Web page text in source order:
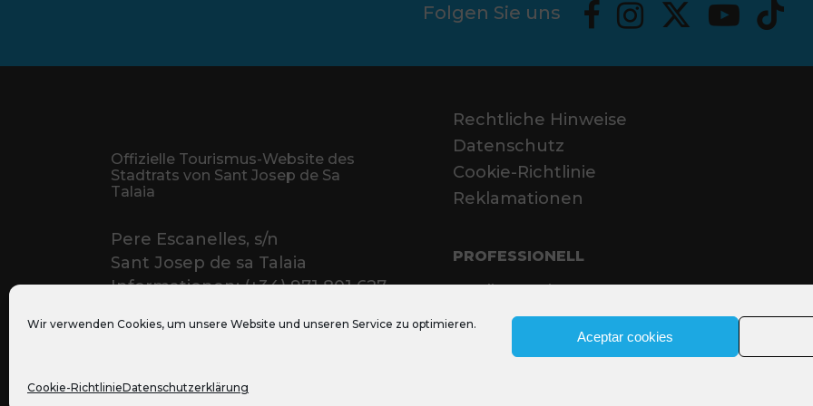
Wir verwenden Cookies, um unsere Website und unseren Service zu optimieren.
Aceptar cookies
Cookie-RichtlinieDatenschutzerklärung
Folgen Sie uns
Offizielle Tourismus-Website des
Stadtrats von Sant Josep de Sa
Talaia
Pere Escanelles, s/n
Sant Josep de sa Talaia
Informationen: (+34) 971 801 627
Rechtliche Hinweise
Datenschutz
Cookie-Richtlinie
Reklamationen
PROFESSIONELL
Media Santjosep.net
Sant Josep Film Office